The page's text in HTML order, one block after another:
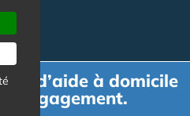
d’aide à domicile
engagement.